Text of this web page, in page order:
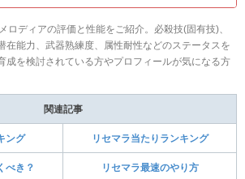
ロディアの評価と性能をご紹介。必殺技(固有技)、
在能力、武器熟練度、属性耐性などのステータスを
成を検討されている方やプロフィールが気になる方
関連記事
ング リセマラ当たりランキング
べき？ リセマラ最速のやり方